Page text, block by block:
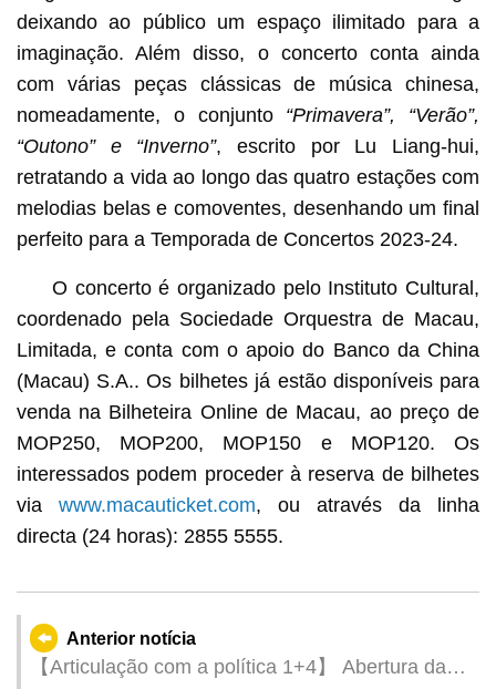
deixando ao público um espaço ilimitado para a
imaginação. Além disso, o concerto conta ainda
com várias peças clássicas de música chinesa,
nomeadamente, o conjunto “Primavera”, “Verão”,
“Outono” e “Inverno”, escrito por Lu Liang-hui,
retratando a vida ao longo das quatro estações com
melodias belas e comoventes, desenhando um final
perfeito para a Temporada de Concertos 2023-24.
O concerto é organizado pelo Instituto Cultural,
coordenado pela Sociedade Orquestra de Macau,
Limitada, e conta com o apoio do Banco da China
(Macau) S.A.. Os bilhetes já estão disponíveis para
venda na Bilheteira Online de Macau, ao preço de
MOP250, MOP200, MOP150 e MOP120. Os
interessados podem proceder à reserva de bilhetes
via www.macauticket.com, ou através da linha
directa (24 horas): 2855 5555.
Anterior notícia
【Articulação com a política 1+4】 Abertura da